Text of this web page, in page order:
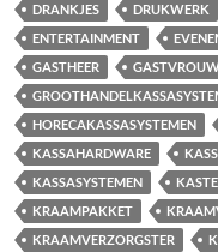
DRANKJES
DRUKWERK
ENTERTAINMENT
GASTHEER
HORECAKASSASYSTEMEN
KASSAHARDWARE
KASSASYSTEMEN
KRAAMPAKKET
KRAAMVERZORGSTER